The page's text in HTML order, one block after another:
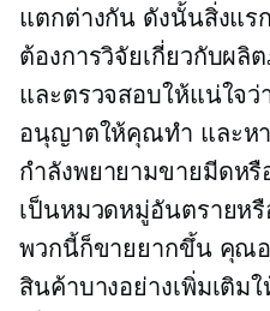
แตกต่างกัน ดังนั้นสิ่งแ
ต้องการวิจัยเกี่ยวกับผ
และตรวจสอบให้แน่ใจว่
อนุญาตให้คุณทำ และห
กำลังพยายามขายมีดห
เป็นหมวดหมู่อันตรายห
พวกนี้ก็ขายยากขึ้น คุณอ
สินค้าบางอย่างเพิ่มเติ